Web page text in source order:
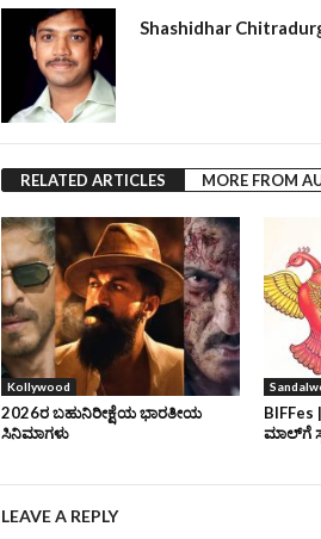
Shashidhar
RELATED ARTICLES MORE FROM
Kollywood
2026ರ ಬಹುನಿರೀಕ್ಷೆಯ ಭಾರತೀಯ
ಸಿನಿಮಾಗಳು
BIFFes
ಮಾಲ್‌ಗೆ
LEAVE A REPLY